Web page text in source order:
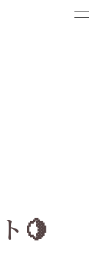
🍋